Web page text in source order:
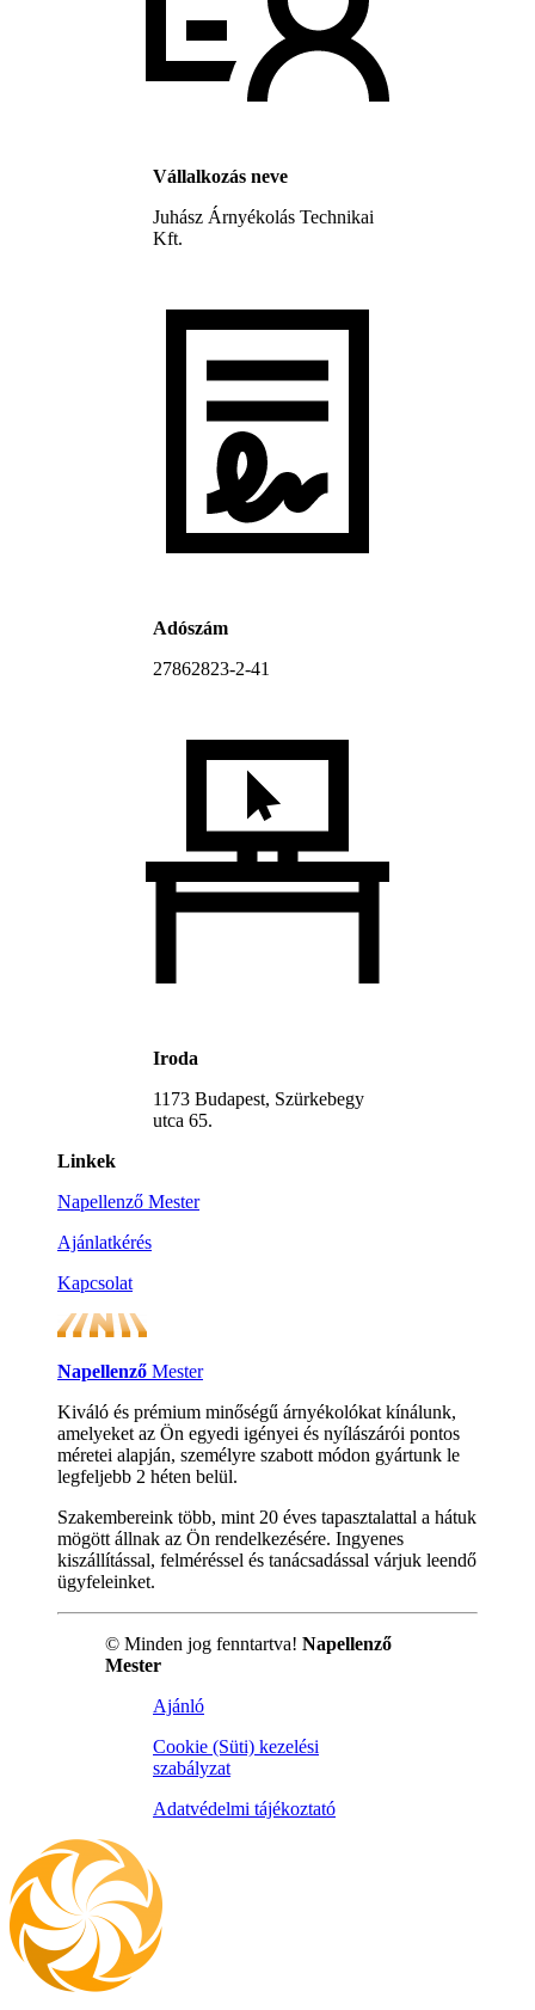
Vállalkozás neve
Juhász Árnyékolás Technikai
Kft.
Adószám
27862823-2-41
Iroda
1173 Budapest, Szürkebegy
utca 65.
Linkek
Napellenző Mester
Ajánlatkérés
Kapcsolat
Napellenző Mester
Kiváló és prémium minőségű árnyékolókat kínálunk,
amelyeket az Ön egyedi igényei és nyílászárói pontos
méretei alapján, személyre szabott módon gyártunk le
legfeljebb 2 héten belül.
Szakembereink több, mint 20 éves tapasztalattal a hátuk
mögött állnak az Ön rendelkezésére. Ingyenes
kiszállítással, felméréssel és tanácsadással várjuk leendő
ügyfeleinket.
© Minden jog fenntartva! Napellenző
Mester
Ajánló
Cookie (Süti) kezelési
szabályzat
Adatvédelmi tájékoztató